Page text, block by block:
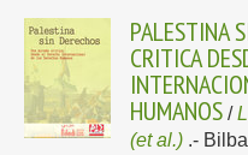
PALESTINA
CRITICA
HUMANOS /
(et al.) .-